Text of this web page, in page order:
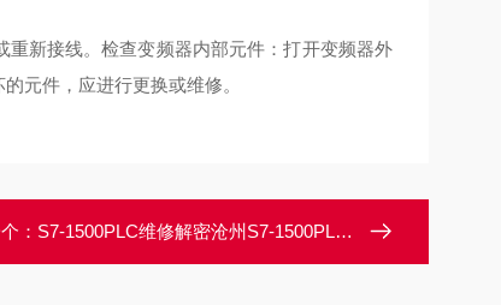
新接线。检查变频器内部元件：打开变频器外
元件，应进行更换或维修。
： S7-1500PLC维修解密沧州S7-1500PLC程序上载密码破解/无损解密